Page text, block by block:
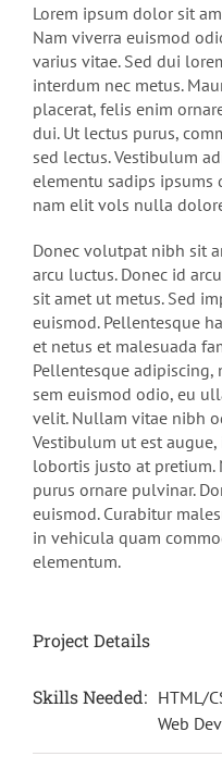
Lorem ipsum dolor sit
Nam viverra euismod
varius vitae. Sed dui
interdum nec metus.
placerat, felis enim
dui. Ut lectus purus,
sed lectus. Vestibulum
elementu sadips ipsums
nam elit vols nulla
Donec volutpat nibh sit
arcu luctus. Donec id
sit amet ut metus. Sed
euismod. Pellentesque
et netus et malesuada
Pellentesque
sem euismod odio, eu
velit. Nullam vitae nibh
Vestibulum ut est
lobortis justo at pretium.
purus ornare pulvinar.
euismod. Curabitur
in vehicula quam
elementum.
Project Details
Skills Needed: HTML/
Web